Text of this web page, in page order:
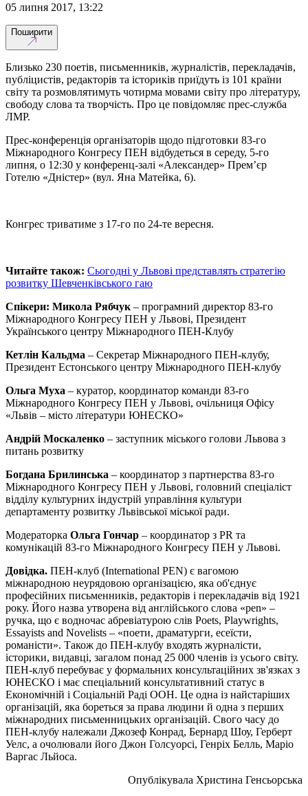
05 липня 2017, 13:22
Поширити
Близько 230 поетів, письменників, журналістів, перекладачів,
публіцистів, редакторів та істориків приїдуть із 101 країни
світу та розмовлятимуть чотирма мовами світу про літературу,
свободу слова та творчість. Про це повідомляє прес-служба
ЛМР.
Прес-конференція організаторів щодо підготовки 83-го
Міжнародного Конгресу ПЕН відбудеться в середу, 5-го
липня, о 12:30 у конференц-залі «Александер» Прем’єр
Готелю «Дністер» (вул. Яна Матейка, 6).
Конгрес триватиме з 17-го по 24-те вересня.
Читайте також: Сьогодні у Львові представлять стратегію
розвитку Шевченківського гаю
Спікери: Микола Рябчук – програмний директор 83-го
Міжнародного Конгресу ПЕН у Львові, Президент
Українського центру Міжнародного ПЕН-Клубу
Кетлін Кальдма – Секретар Міжнародного ПЕН-клубу,
Президент Естонського центру Міжнародного ПЕН-клубу
Ольга Муха – куратор, координатор команди 83-го
Міжнародного Конгресу ПЕН у Львові, очільниця Офісу
«Львів – місто літератури ЮНЕСКО»
Андрій Москаленко – заступник міського голови Львова з
питань розвитку
Богдана Брилинська – координатор з партнерства 83-го
Міжнародного Конгресу ПЕН у Львові, головний спеціаліст
відділу культурних індустрій управління культури
департаменту розвитку Львівської міської ради.
Модераторка Ольга Гончар – координатор з PR та
комунікацій 83-го Міжнародного Конгресу ПЕН у Львові.
Довідка. ПЕН-клуб (International PEN) є вагомою
міжнародною неурядовою організацією, яка об'єднує
професійних письменників, редакторів і перекладачів від 1921
року. Його назва утворена від англійського слова «pen» –
ручка, що є водночас абревіатурою слів Poets, Playwrights,
Essayists and Novelists – «поети, драматурги, есеїсти,
романісти». Також до ПЕН-клубу входять журналісти,
історики, видавці, загалом понад 25 000 членів із усього світу.
ПЕН-клуб перебуває у формальних консультаційних зв'язках з
ЮНЕСКО і має спеціальний консультативний статус в
Економічній і Соціальній Раді ООН. Це одна із найстаріших
організацій, яка бореться за права людини й одна з перших
міжнародних письменницьких організацій. Свого часу до
ПЕН-клубу належали Джозеф Конрад, Бернард Шоу, Герберт
Уелс, а очолювали його Джон Голсуорсі, Генріх Белль, Маріо
Варгас Льйоса.
Опублікувала Христина Генсьорська